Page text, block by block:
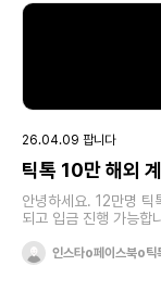
시 법적처리합니다)계
연락주세요.1.판매할
됩니다) 인증계정은
다.3.제제받은계정은
국계정인지 꼭 말해주
전부 안사요.6.본인확
증필수로 동일한지
여기로 판매하실분은 연
26.04.09 팝니다
틱톡 10만 해외
안녕하세요. 12만명
되고 입금 진행 가능합
다.https://
인스타o페이스북o틱